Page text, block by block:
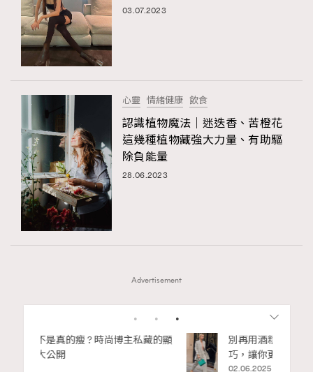
03.07.2023
心靈 情緒健康 飲食
認識植物魔法｜迷迭香、苦橙花
這幾種植物藏強大力量、有助驅
除負能量
28.06.2023
Advertisement
1 2 3
別再用酒精消毒皮革！6個清潔手袋小技
巧，讓你更愛惜你的手袋